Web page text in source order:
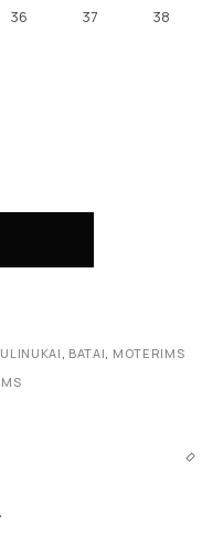
36 37 38
BATAI MOTERIMS